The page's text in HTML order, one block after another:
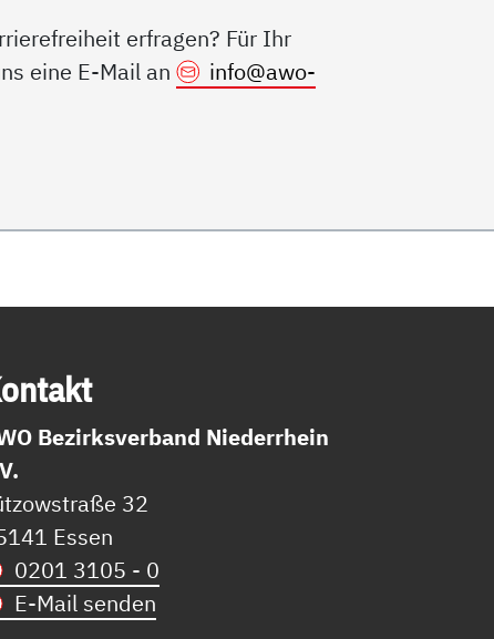
erfragen? Für Ihr
eine E-Mail an
info@awo-
Bezirksverband Niederrhein
32
Essen
0201 3105 - 0
E-Mail senden